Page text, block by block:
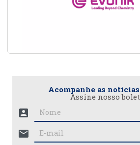
Acompanhe as
Assine nosso
account_box
mail